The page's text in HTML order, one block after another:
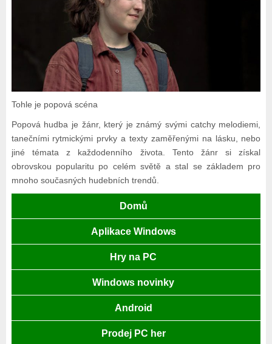
Tohle je popová scéna
Popová hudba je žánr, který je známý svými catchy melodiemi,
tanečními rytmickými prvky a texty zaměřenými na lásku, nebo
jiné témata z každodenního života. Tento žánr si získal
obrovskou popularitu po celém světě a stal se základem pro
mnoho současných hudebních trendů.
Domů
Aplikace Windows
Hry na PC
Windows novinky
Android
Prodej PC her